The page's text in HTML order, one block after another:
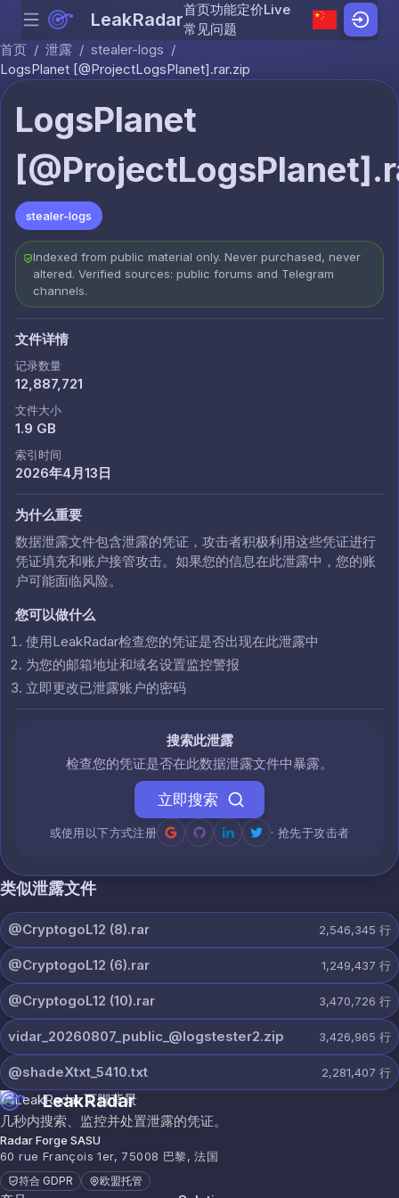
Skip to content
Menu LeakRadar首页功能定价Live
常见问题
首页 / 泄露 / stealer-logs /
LogsPlanet [@ProjectLogsPlanet].rar.zip
LogsPlanet
stealer-logs
Indexed from public material only. Never purchased, never
altered. Verified sources: public forums and Telegram
channels.
文件详情
记录数量
12,887,721
文件大小
1.9 GB
索引时间
2026年4月13日
为什么重要
数据泄露文件包含泄露的凭证，攻击者积极利用这些凭证进行
凭证填充和账户接管攻击。如果您的信息在此泄露中，您的账
户可能面临风险。
您可以做什么
使用LeakRadar检查您的凭证是否出现在此泄露中
为您的邮箱地址和域名设置监控警报
立即更改已泄露账户的密码
搜索此泄露
检查您的凭证是否在此数据泄露文件中暴露。
立即搜索
或使用以下方式注册 · 抢先于攻击者
类似泄露文件
@CryptogoL12 (8).rar 2,546,345 行
@CryptogoL12 (6).rar 1,249,437 行
@CryptogoL12 (10).rar 3,470,726 行
vidar_20260807_public_@logstester2.zip 3,426,965 行
@shadeXtxt_5410.txt 2,281,407 行
LeakRadar
几秒内搜索、监控并处置泄露的凭证。
Radar Forge SASU
60 rue François 1er, 75008 巴黎, 法国
符合 GDPR 欧盟托管